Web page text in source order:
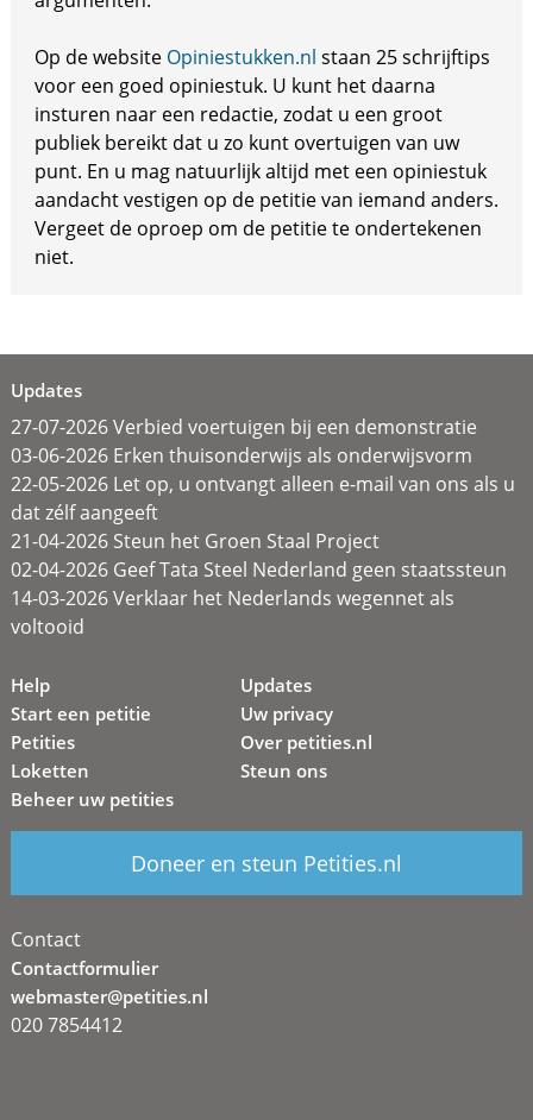
Op de website Opiniestukken.nl staan 25 schrijftips
voor een goed opiniestuk. U kunt het daarna
insturen naar een redactie, zodat u een groot
publiek bereikt dat u zo kunt overtuigen van uw
punt. En u mag natuurlijk altijd met een opiniestuk
aandacht vestigen op de petitie van iemand anders.
Vergeet de oproep om de petitie te ondertekenen
niet.
Updates
27-07-2026 Verbied voertuigen bij een demonstratie
03-06-2026 Erken thuisonderwijs als onderwijsvorm
22-05-2026 Let op, u ontvangt alleen e-mail van ons als u
dat zélf aangeeft
21-04-2026 Steun het Groen Staal Project
02-04-2026 Geef Tata Steel Nederland geen staatssteun
14-03-2026 Verklaar het Nederlands wegennet als
voltooid
Help
Start een petitie
Petities
Loketten
Beheer uw petities
Updates
Uw privacy
Over petities.nl
Steun ons
Doneer en steun Petities.nl
Contact
Contactformulier
webmaster@petities.nl
020 7854412